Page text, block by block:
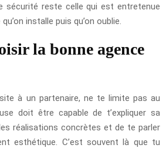
sécurité reste celle qui est entretenue
installe puis qu’on oublie.
la bonne agence
à un partenaire, ne te limite pas au
doit être capable de t’expliquer sa
réalisations concrètes et de te parler
esthétique. C’est souvent là que tu